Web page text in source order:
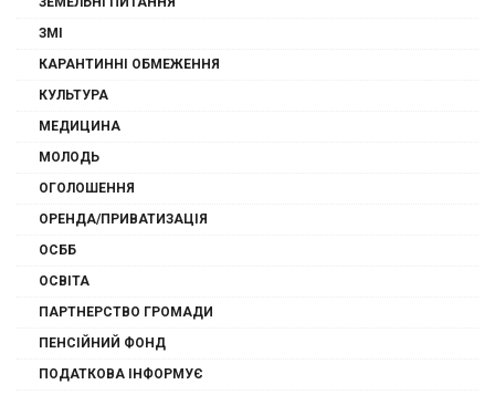
ЗМІ
КАРАНТИННІ ОБМЕЖЕННЯ
КУЛЬТУРА
МЕДИЦИНА
МОЛОДЬ
ОГОЛОШЕННЯ
ОРЕНДА/ПРИВАТИЗАЦІЯ
ОСББ
ОСВІТА
ПАРТНЕРСТВО ГРОМАДИ
ПЕНСІЙНИЙ ФОНД
ПОДАТКОВА ІНФОРМУЄ